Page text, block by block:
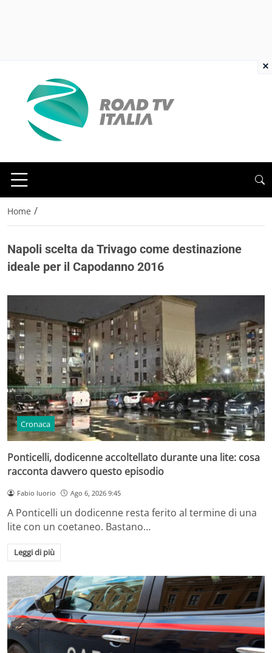
Home /
Napoli scelta da Trivago come destinazione
ideale per il Capodanno 2016
Cronaca
Ponticelli, dodicenne accoltellato durante una lite: cosa
racconta davvero questo episodio
Fabio Iuorio Ago 6, 2026 9:45
A Ponticelli un dodicenne resta ferito al termine di una
lite con un coetaneo. Bastano…
Leggi di più
×